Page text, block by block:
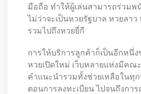
มือถือ ทำให้ผู้เล่นสามารถร่วมพ
ไม่ว่าจะเป็นหวยรัฐบาล หวยลาว
รวมไปถึงหวยยี่กี
การให้บริการลูกค้าก็เป็นอีกหนึ่ง
หวยเปิดใหม่ เว็บหลายแห่งมีคณ
คำแนะนำรวมทั้งช่วยเหลือในทุ
ตอนการลงทะเบียน ไปจนถึงการ